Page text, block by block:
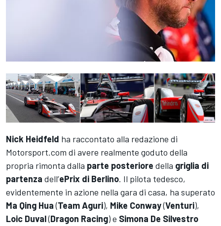
Nick Heidfeld ha raccontato alla redazione di
Motorsport.com di avere realmente goduto della
propria rimonta dalla parte posteriore della griglia di
partenza dell’ePrix di Berlino. Il pilota tedesco,
evidentemente in azione nella gara di casa, ha superato
Ma Qing Hua(Team Aguri), Mike Conway(Venturi),
Loic Duval(Dragon Racing) e Simona De Silvestro